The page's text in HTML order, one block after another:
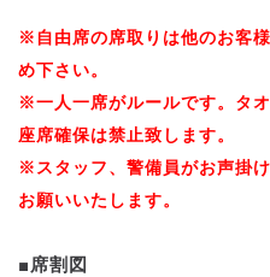
※自由席の席取りは他のお客
め下さい。
※一人一席がルールです。タ
座席確保は禁止致します。
※スタッフ、警備員がお声掛
お願いいたします。
■席割図